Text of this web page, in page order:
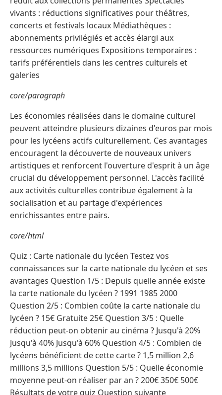
vivants : réductions significatives pour théâtres,
concerts et festivals locaux Médiathèques :
abonnements privilégiés et accès élargi aux
ressources numériques Expositions temporaires :
tarifs préférentiels dans les centres culturels et
galeries
core/paragraph
Les économies réalisées dans le domaine culturel
peuvent atteindre plusieurs dizaines d'euros par mois
pour les lycéens actifs culturellement. Ces avantages
encouragent la découverte de nouveaux univers
artistiques et renforcent l'ouverture d'esprit à un âge
crucial du développement personnel. L'accès facilité
aux activités culturelles contribue également à la
socialisation et au partage d'expériences
enrichissantes entre pairs.
core/html
Quiz : Carte nationale du lycéen Testez vos
connaissances sur la carte nationale du lycéen et ses
avantages Question 1/5 : Depuis quelle année existe
la carte nationale du lycéen ? 1991 1985 2000
Question 2/5 : Combien coûte la carte nationale du
lycéen ? 15€ Gratuite 25€ Question 3/5 : Quelle
réduction peut-on obtenir au cinéma ? Jusqu'à 20%
Jusqu'à 40% Jusqu'à 60% Question 4/5 : Combien de
lycéens bénéficient de cette carte ? 1,5 million 2,6
millions 3,5 millions Question 5/5 : Quelle économie
moyenne peut-on réaliser par an ? 200€ 350€ 500€
Résultats de votre quiz Question suivante